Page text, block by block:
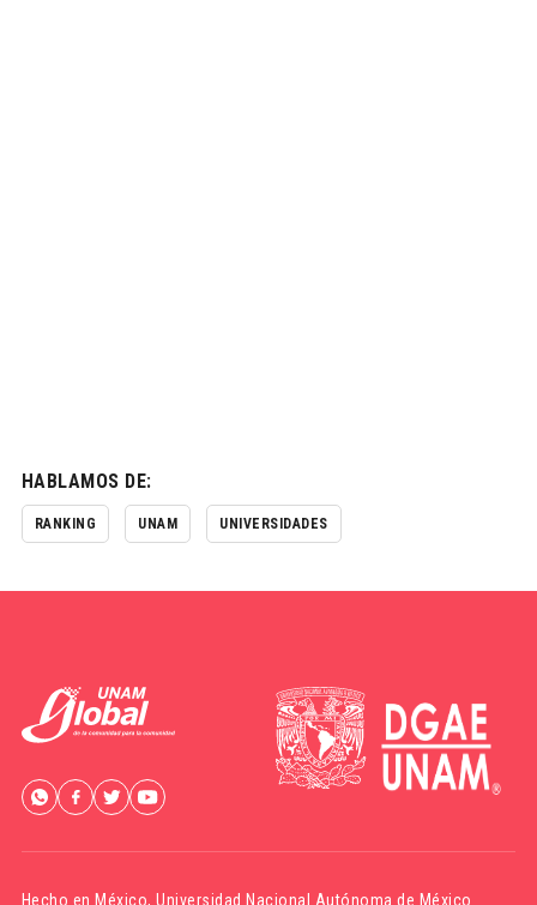
HABLAMOS DE:
RANKING UNAM UNIVERSIDADES
Hecho en México,Universidad Nacional Autónoma de México